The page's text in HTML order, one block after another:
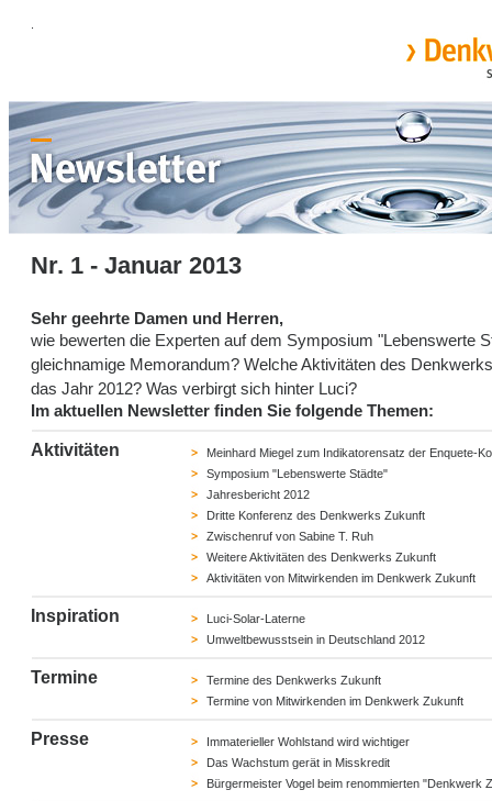
Nr. 1 - Januar 2013
Sehr geehrte Damen und Herren,
wie bewerten die Experten auf dem Symposium "Lebenswerte
gleichnamige Memorandum? Welche Aktivitäten des
das Jahr 2012? Was verbirgt sich hinter Luci?
Im aktuellen Newsletter finden Sie folgende Themen:
Aktivitäten
Meinhard Miegel zum Indikatorensatz der Enquete-
Symposium "Lebenswerte Städte"
Jahresbericht 2012
Dritte Konferenz des Denkwerks Zukunft
Zwischenruf von Sabine T. Ruh
Weitere Aktivitäten des Denkwerks Zukunft
Aktivitäten von Mitwirkenden im Denkwerk Zukunft
Inspiration
Luci-Solar-Laterne
Umweltbewusstsein in Deutschland 2012
Termine
Termine des Denkwerks Zukunft
Termine von Mitwirkenden im Denkwerk Zukunft
Presse
Immaterieller Wohlstand wird wichtiger
Das Wachstum gerät in Misskredit
Bürgermeister Vogel beim renommierten "Denkwerk